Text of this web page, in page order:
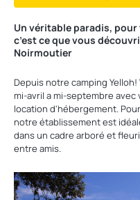
Un véritable paradis,
c’est ce que vous
Noirmoutier
Depuis notre camping
mi-avril a mi-septembre
location d'hébergement.
notre établissement est
dans un cadre arboré et
entre amis.